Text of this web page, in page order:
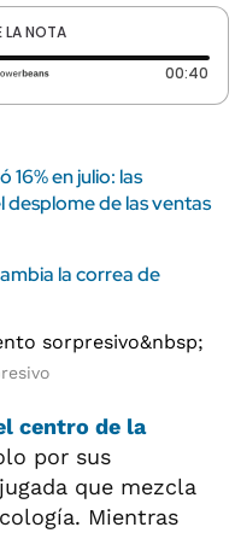
LA NOTA
0 segundos 00:40
en julio: las
de las ventas
la correa de
centro de la
por sus
que mezcla
Mientras